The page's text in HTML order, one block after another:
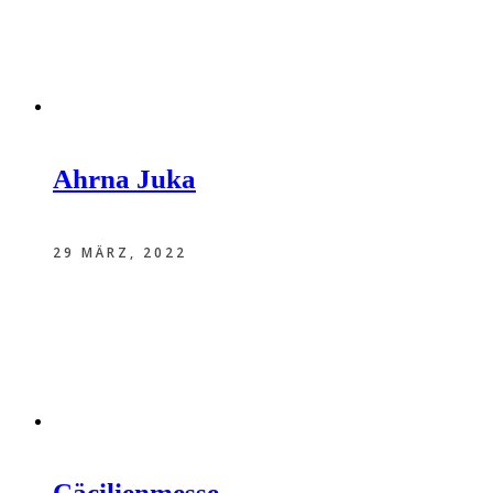
Ahrna Juka
29 MÄRZ, 2022